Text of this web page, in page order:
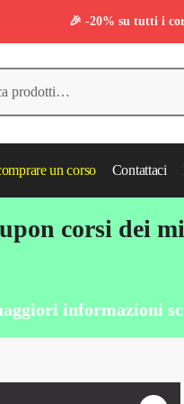
un corso Contattaci
corsi dei
informazioni
🎉 -20% su tutti i